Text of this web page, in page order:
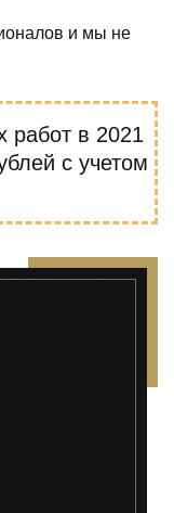
и мы не
работ в 2021
с учетом